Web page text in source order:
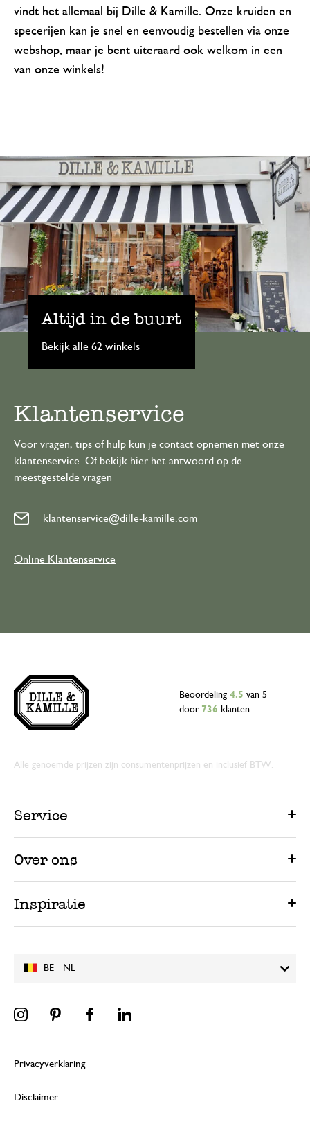
vindt het allemaal bij Dille & Kamille. Onze kruiden en
specerijen kan je snel en eenvoudig bestellen via onze
webshop, maar je bent uiteraard ook welkom in een
van onze winkels!
Altijd in de buurt
Bekijk alle 62 winkels
Klantenservice
Voor vragen, tips of hulp kun je contact opnemen met onze
klantenservice. Of bekijk hier het antwoord op de
meestgestelde vragen
klantenservice@dille-kamille.com
Online Klantenservice
BE - NL
Beoordeling 4.5 van 5
door 736 klanten
Alle genoemde prijzen zijn consumentenprijzen en inclusief BTW.
Service
Over ons
Inspiratie
Privacyverklaring
Disclaimer